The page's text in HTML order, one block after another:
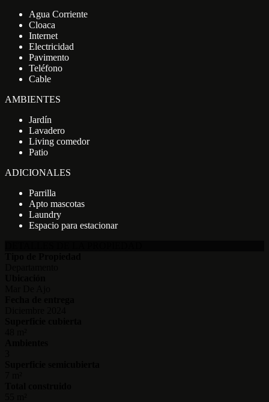
Agua Corriente
Cloaca
Internet
Electricidad
Pavimento
Teléfono
Cable
AMBIENTES
Jardín
Lavadero
Living comedor
Patio
ADICIONALES
Parrilla
Apto mascotas
Laundry
Espacio para estacionar